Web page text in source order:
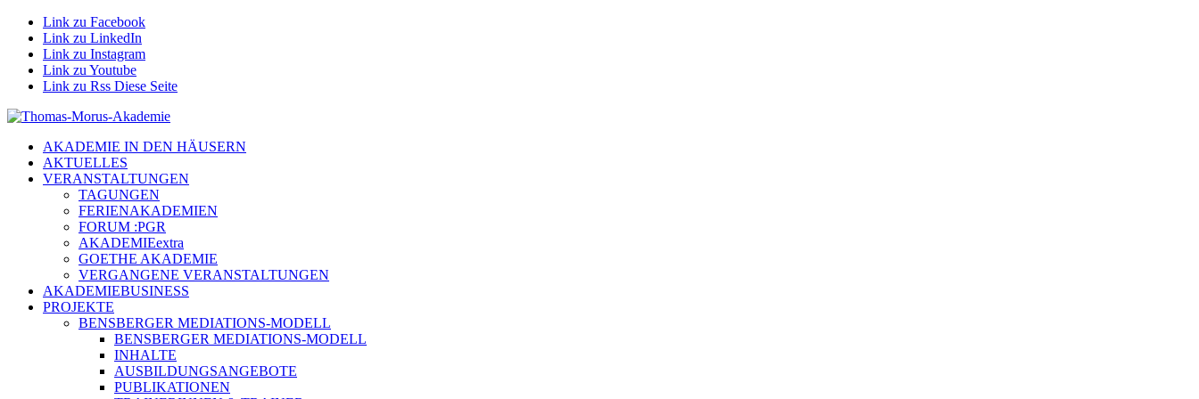
Link zu Facebook
Link zu LinkedIn
Link zu Instagram
Link zu Youtube
Link zu Rss Diese Seite
AKADEMIE IN DEN HÄUSERN
AKTUELLES
VERANSTALTUNGEN
TAGUNGEN
FERIENAKADEMIEN
FORUM :PGR
AKADEMIEextra
GOETHE AKADEMIE
VERGANGENE VERANSTALTUNGEN
AKADEMIEBUSINESS
PROJEKTE
BENSBERGER MEDIATIONS-MODELL
BENSBERGER MEDIATIONS-MODELL
INHALTE
AUSBILDUNGSANGEBOTE
PUBLIKATIONEN